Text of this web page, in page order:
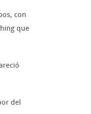
con
que
del